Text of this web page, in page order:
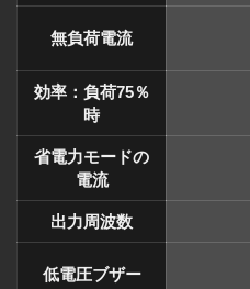
無負荷電流
効率：負荷75％
時
省電力モードの
電流
出力周波数
低電圧ブザー